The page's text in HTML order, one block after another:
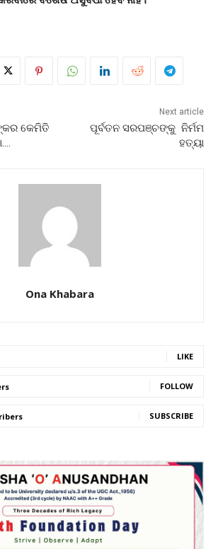
କେମିତି
Next article
ପୂର୍ବତନ ସରପଞ୍ଚଙ୍କୁ ନିର୍ମମ
ହତ୍ୟା
Ona Khabara
LIKE
FOLLOW
SUBSCRIBE